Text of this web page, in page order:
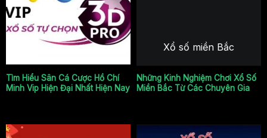
Hồ Chí Minh Vip
Tìm Hiểu Sân Cá Cược Hồ Chí
Minh Vip Hiện Đại Nhất Hiện Nay
Xổ số miền Bắc
Những Kinh Nghiệm Chơi Xổ Số
Miền Bắc Từ Các Chuyên Gia